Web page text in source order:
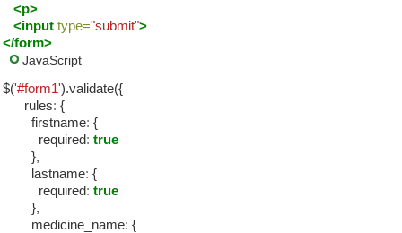
<p>
<input type="submit">
</form>
JavaScript
$('#form1').validate({
rules: {
firstname: {
required: true
},
lastname: {
required: true
},
medicine_name: {